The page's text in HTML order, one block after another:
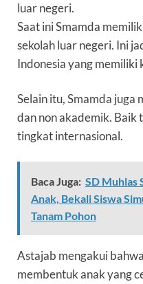
luar negeri.
Saat ini Smamda
sekolah luar negeri. Ini
Indonesia yang memiliki
Selain itu, Smamda juga
dan non akademik. Baik
tingkat internasional.
Baca Juga: SD Muhlas
Anak, Bekali Siswa
Tanam Pohon
Astajab mengakui
membentuk anak yang